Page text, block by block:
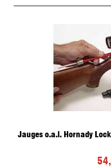
Jauges o.a.l. Hornady